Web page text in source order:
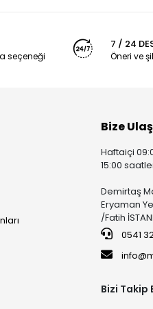
türüdür.
performansı sunan
seçeneği
7 / 24
Öneri ve
Bize
Haftaiçi
15:00
Demirtaş
Eryaman
/Fatih
0541
Bizi Takip